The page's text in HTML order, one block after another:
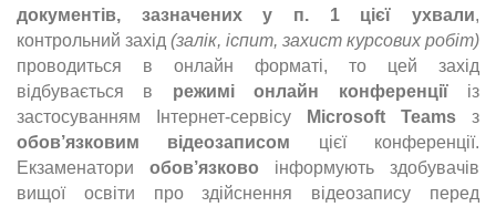
документів, зазначених у п. 1 цієї ухвали,
контрольний захід (залік, іспит, захист курсових робіт)
проводиться в онлайн форматі, то цей захід
відбувається в режимі онлайн конференціїіз
застосуванням Інтернет-сервісу
Microsoft Teams з
обов’язковим відеозаписом цієї конференції.
Екзаменатори обов’язково інформують здобувачів
вищої освіти про здійснення відеозапису перед